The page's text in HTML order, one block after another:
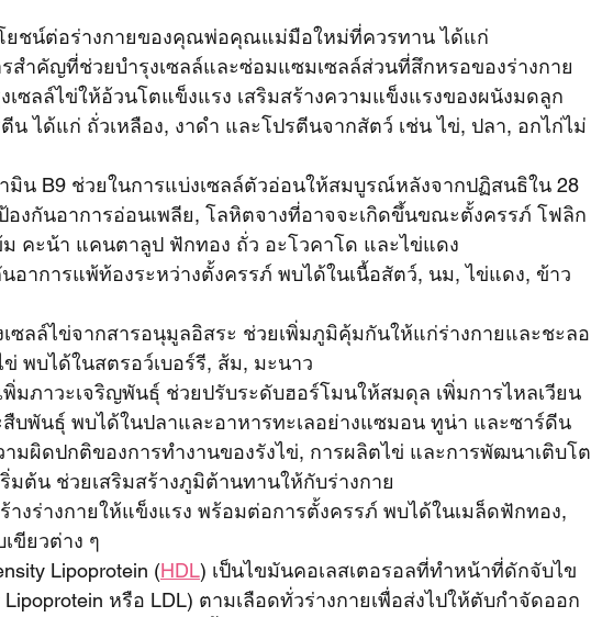
ยชน์ต่อร่างกายของคุณพ่อคุณแม่มือใหม่ที่ควรทาน ได้แก่
สำคัญที่ช่วยบำรุงเซลล์และซ่อมแซมเซลล์ส่วนที่สึกหรอของร่างกาย
เซลล์ไข่ให้อ้วนโตแข็งแรง เสริมสร้างความแข็งแรงของผนังมดลูก
น ได้แก่ ถั่วเหลือง, งาดำ และโปรตีนจากสัตว์ เช่น ไข่, ปลา, อกไก่ไม่
มิน B9 ช่วยในการแบ่งเซลล์ตัวอ่อนให้สมบูรณ์หลังจากปฏิสนธิใน 28
องกันอาการอ่อนเพลีย, โลหิตจางที่อาจจะเกิดขึ้นขณะตั้งครรภ์ โฟลิก
ม คะน้า แคนตาลูป ฟักทอง ถั่ว อะโวคาโด และไข่แดง
อาการแพ้ท้องระหว่างตั้งครรภ์ พบได้ในเนื้อสัตว์, นม, ไข่แดง, ข้าว
ซลล์ไข่จากสารอนุมูลอิสระ ช่วยเพิ่มภูมิคุ้มกันให้แก่ร่างกายและชะลอ
พบได้ในสตรอว์เบอร์รี, ส้ม, มะนาว
มภาวะเจริญพันธุ์ ช่วยปรับระดับฮอร์โมนให้สมดุล เพิ่มการไหลเวียน
สืบพันธุ์ พบได้ในปลาและอาหารทะเลอย่างแซมอน ทูน่า และซาร์ดีน
มผิดปกติของการทำงานของรังไข่, การผลิตไข่ และการพัฒนาเติบโต
มต้น ช่วยเสริมสร้างภูมิต้านทานให้กับร่างกาย
างร่างกายให้แข็งแรง พร้อมต่อการตั้งครรภ์ พบได้ในเมล็ดฟักทอง,
ขียวต่าง ๆ
Lipoprotein (HDL) เป็นไขมันคอเลสเตอรอลที่ทำหน้าที่ดักจับไข
Lipoprotein หรือ LDL) ตามเลือดทั่วร่างกายเพื่อส่งไปให้ตับกำจัดออก